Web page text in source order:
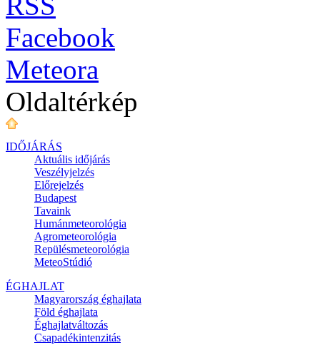
Facebook
Meteora
Oldaltérkép
IDŐJÁRÁS
Aktuális időjárás
Veszélyjelzés
Előrejelzés
Budapest
Tavaink
Humánmeteorológia
Agrometeorológia
Repülésmeteorológia
MeteoStúdió
ÉGHAJLAT
Magyarország éghajlata
Föld éghajlata
Éghajlatváltozás
Csapadékintenzitás